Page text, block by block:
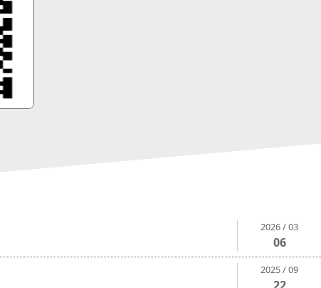
2026 / 03
06
2025 / 09